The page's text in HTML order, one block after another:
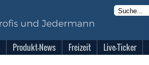
Produkt-News Freizeit Live-Ticker